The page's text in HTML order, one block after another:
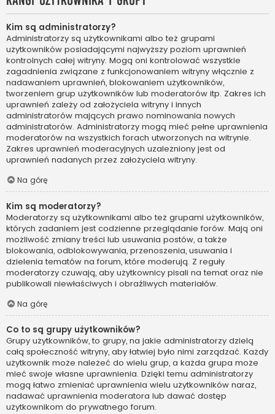
Kim są administratorzy?
Administratorzy są użytkownikami albo też grupami
użytkowników posiadającymi najwyższy poziom uprawnień
kontrolnych całej witryny. Mogą oni kontrolować wszystkie
zagadnienia związane z funkcjonowaniem witryny włącznie z
nadawaniem uprawnień, blokowaniem użytkowników,
tworzeniem grup użytkowników lub moderatorów itp. Zakres ich
uprawnień zależy od założyciela witryny i innych
administratorów mających prawo nominowania nowych
administratorów. Administratorzy mogą mieć pełne uprawnienia
moderatorów na wszystkich forach utworzonych na witrynie.
Zakres uprawnień moderacyjnych uzależniony jest od
uprawnień nadanych przez założyciela witryny.
Na górę
Kim są moderatorzy?
Moderatorzy są użytkownikami albo też grupami użytkowników,
których zadaniem jest codzienne przeglądanie forów. Mają oni
możliwość zmiany treści lub usuwania postów, a także
blokowania, odblokowywania, przenoszenia, usuwania i
dzielenia tematów na forum, które moderują. Z reguły
moderatorzy czuwają, aby użytkownicy pisali na temat oraz nie
publikowali niewłaściwych i obraźliwych materiałów.
Na górę
Co to są grupy użytkowników?
Grupy użytkowników, to grupy, na jakie administratorzy dzielą
całą społeczność witryny, aby łatwiej było nimi zarządzać. Każdy
użytkownik może należeć do wielu grup, a każda grupa może
mieć swoje własne uprawnienia. Dzięki temu administratorzy
mogą łatwo zmieniać uprawnienia wielu użytkowników naraz,
nadawać uprawnienia moderatora lub dawać dostęp
użytkownikom do prywatnego forum.